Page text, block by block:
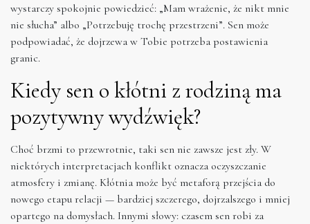
wystarczy spokojnie powiedzieć: „Mam wrażenie, że nikt mnie
nie słucha” albo „Potrzebuję trochę przestrzeni”. Sen może
podpowiadać, że dojrzewa w Tobie potrzeba postawienia
granic.
Kiedy sen o kłótni z rodziną ma
pozytywny wydźwięk?
Choć brzmi to przewrotnie, taki sen nie zawsze jest zły. W
niektórych interpretacjach konflikt oznacza oczyszczanie
atmosfery i zmianę. Kłótnia może być metaforą przejścia do
nowego etapu relacji — bardziej szczerego, dojrzalszego i mniej
opartego na domysłach. Innymi słowy: czasem sen robi za